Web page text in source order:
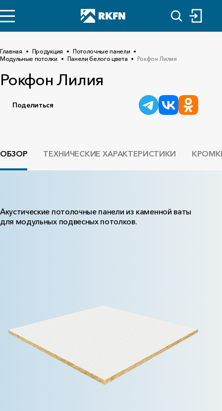
Главная Продукция
Потолочные панели
Модульные потолки
Панели белого цвета Рокфон Лилия
Рокфон Лилия
Поделиться
ОБЗОР ТЕХНИЧЕСКИЕ ХАРАКТЕРИСТИКИ
Акустические потолочные панели из каменной ваты
для модульных подвесных потолков.